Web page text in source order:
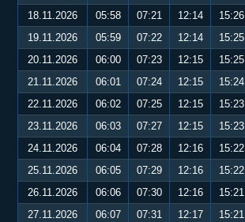
18.11.2026
05:58 07:21 12:14 15:26
19.11.2026
05:59 07:22 12:14 15:25
20.11.2026
06:00 07:23 12:15 15:25
21.11.2026
06:01 07:24 12:15 15:24
22.11.2026
06:02 07:25 12:15 15:23
23.11.2026
06:03 07:27 12:15 15:23
24.11.2026
06:04 07:28 12:16 15:22
25.11.2026
06:05 07:29 12:16 15:22
26.11.2026
06:06 07:30 12:16 15:21
27.11.2026
06:07 07:31 12:17 15:21